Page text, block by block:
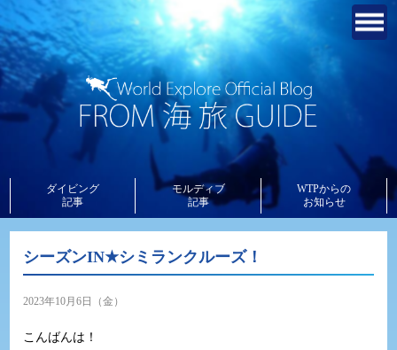
ダイビング
記事
モルディブ
記事
WTPからの
お知らせ
シーズンIN★シミランクルーズ！
2023年10月6日（金）
こんばんは！